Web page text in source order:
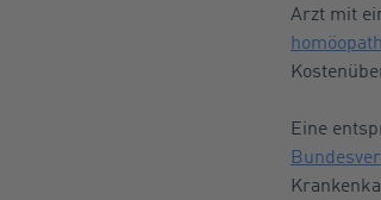
Arzt mit
Eine